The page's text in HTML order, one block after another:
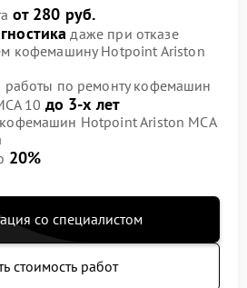
от 280 руб.
даже при отказе
кофемашину Hotpoint Ariston
работы по ремонту кофемашин
10 до 3-х лет
Hotpoint Ariston MCA
20%
со специалистом
стоимость работ